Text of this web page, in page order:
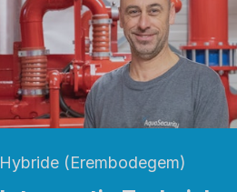
Hybride (Erembodegem)